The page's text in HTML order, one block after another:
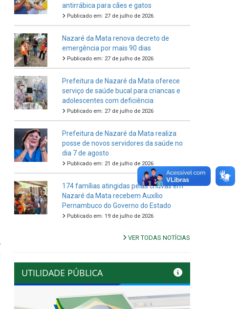
antirrábica para cães e gatos
Publicado em: 27 de julho de 2026
Nazaré da Mata renova decreto de
emergência por mais 90 dias
Publicado em: 27 de julho de 2026
Prefeitura de Nazaré da Mata oferece
serviço de saúde bucal para criancas e
adolescentes com deficiência
Publicado em: 27 de julho de 2026
Prefeitura de Nazaré da Mata realiza
posse de novos servidores da saúde no
dia 7 de agosto
Publicado em: 21 de julho de 2026
174 famílias atingidas pelas chuvas em
Nazaré da Mata recebem Auxílio
Pernambuco do Governo do Estado
Publicado em: 19 de julho de 2026
VER TODAS NOTÍCIAS
UTILIDADE PÚBLICA